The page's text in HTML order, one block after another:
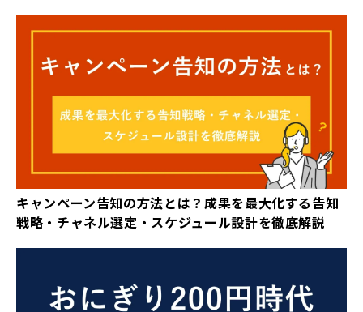
キャンペーン告知の方法とは？成果を最大化する告知
戦略・チャネル選定・スケジュール設計を徹底解説